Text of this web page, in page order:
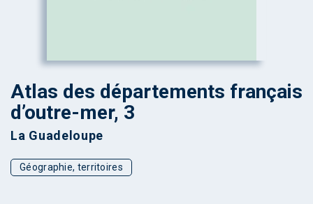
Atlas des départements français
d’outre-mer, 3
La Guadeloupe
Géographie, territoires